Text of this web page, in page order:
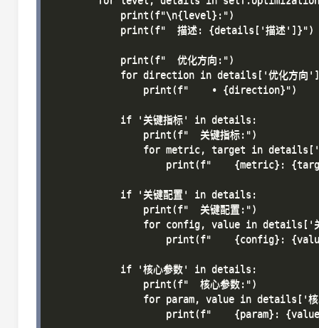
            print(f"\n{level}:")
            print(f"  描述: {details['描述']}")
            print(f"  优化方向:")
for direction in details['优化方向
                print(f"    • {direction}")
            if '关键指标' in details:
                print(f"  关键指标:")
for metric, target in
print(f"    {metric}:
            if '关键配置' in details:
                print(f"  关键配置:")
for config, value in details['
print(f"    {config}:
            if '核心参数' in details:
                print(f"  核心参数:")
for param, value in details['
print(f"    {param}: